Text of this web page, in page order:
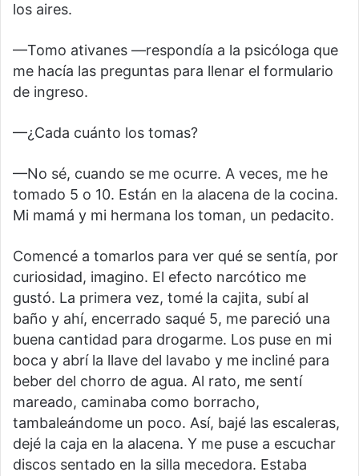
los aires.
—Tomo ativanes —respondía a la psicóloga que
me hacía las preguntas para llenar el formulario
de ingreso.
—¿Cada cuánto los tomas?
—No sé, cuando se me ocurre. A veces, me he
tomado 5 o 10. Están en la alacena de la cocina.
Mi mamá y mi hermana los toman, un pedacito.
Comencé a tomarlos para ver qué se sentía, por
curiosidad, imagino. El efecto narcótico me
gustó. La primera vez, tomé la cajita, subí al
baño y ahí, encerrado saqué 5, me pareció una
buena cantidad para drogarme. Los puse en mi
boca y abrí la llave del lavabo y me incliné para
beber del chorro de agua. Al rato, me sentí
mareado, caminaba como borracho,
tambaleándome un poco. Así, bajé las escaleras,
dejé la caja en la alacena. Y me puse a escuchar
discos sentado en la silla mecedora. Estaba